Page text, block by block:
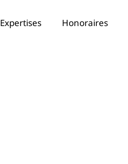
Expertises Honoraires